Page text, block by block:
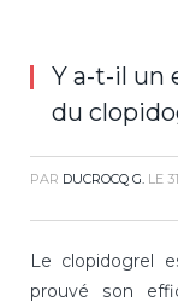
Y a-t-il un
du
PAR DUCROCQ G. LE
Le clopidogrel
prouvé son